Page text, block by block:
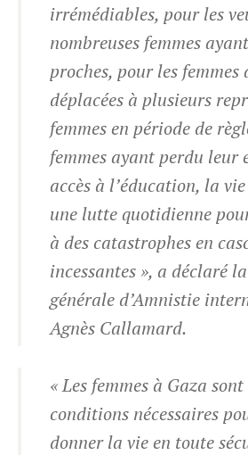
irrémédiables, pour les
nombreuses femmes
proches, pour les femmes
déplacées à plusieurs
femmes en période de
femmes ayant perdu leur
accès à l’éducation, la
une lutte quotidienne
à des catastrophes en
incessantes », a déclaré
générale d’Amnistie
Agnès Callamard.
« Les femmes à Gaza
conditions nécessaires
donner la vie en toute